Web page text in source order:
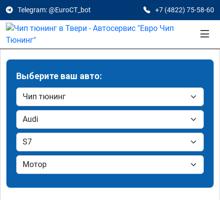
Telegram: @EuroCT_bot +7 (4822) 75-58-60
Выберите ваш авто: